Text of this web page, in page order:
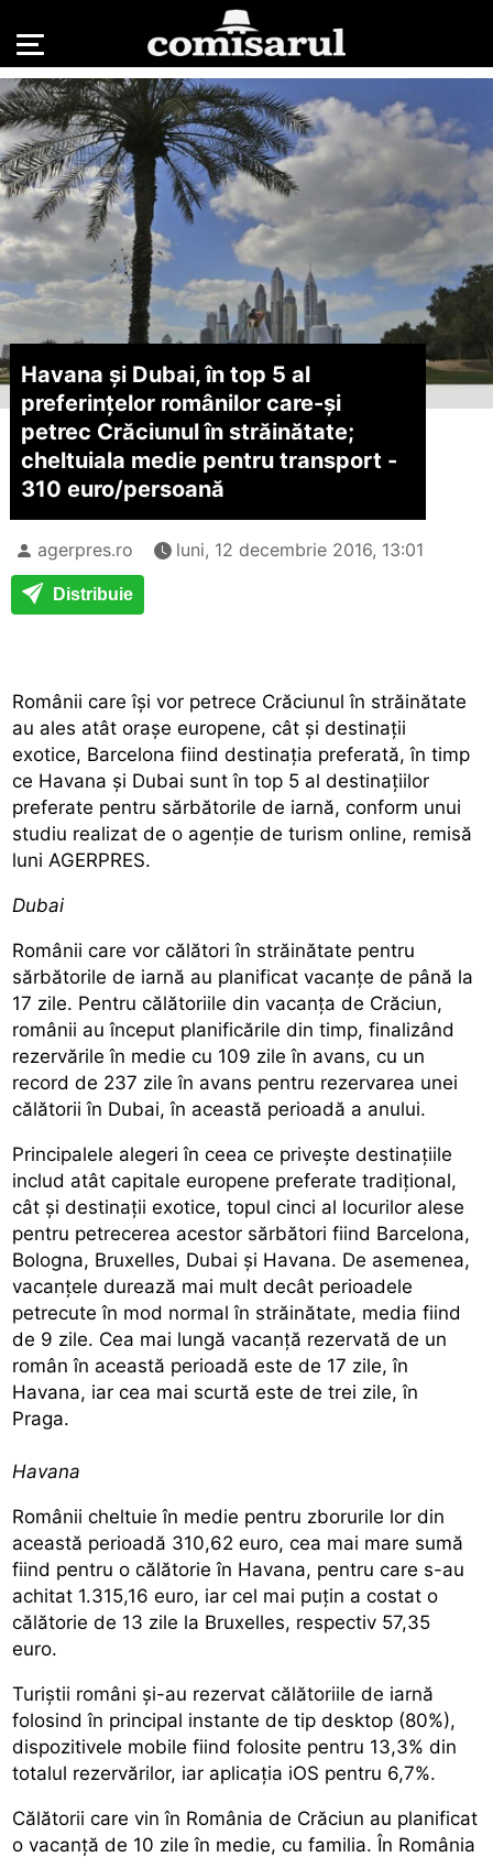
Havana și Dubai, în top 5 al
preferințelor românilor care-și
petrec Crăciunul în străinătate;
cheltuiala medie pentru transport -
310 euro/persoană
agerpres.ro luni, 12 decembrie 2016, 13:01
Distribuie
Românii care își vor petrece Crăciunul în străinătate
au ales atât orașe europene, cât și destinații
exotice, Barcelona fiind destinația preferată, în timp
ce Havana și Dubai sunt în top 5 al destinațiilor
preferate pentru sărbătorile de iarnă, conform unui
studiu realizat de o agenție de turism online, remisă
luni AGERPRES.
Dubai
Românii care vor călători în străinătate pentru
sărbătorile de iarnă au planificat vacanțe de până la
17 zile. Pentru călătoriile din vacanța de Crăciun,
românii au început planificările din timp, finalizând
rezervările în medie cu 109 zile în avans, cu un
record de 237 zile în avans pentru rezervarea unei
călătorii în Dubai, în această perioadă a anului.
Principalele alegeri în ceea ce privește destinațiile
includ atât capitale europene preferate tradițional,
cât și destinații exotice, topul cinci al locurilor alese
pentru petrecerea acestor sărbători fiind Barcelona,
Bologna, Bruxelles, Dubai și Havana. De asemenea,
vacanțele durează mai mult decât perioadele
petrecute în mod normal în străinătate, media fiind
de 9 zile. Cea mai lungă vacanță rezervată de un
român în această perioadă este de 17 zile, în
Havana, iar cea mai scurtă este de trei zile, în
Praga.
Havana
Românii cheltuie în medie pentru zborurile lor din
această perioadă 310,62 euro, cea mai mare sumă
fiind pentru o călătorie în Havana, pentru care s-au
achitat 1.315,16 euro, iar cel mai puțin a costat o
călătorie de 13 zile la Bruxelles, respectiv 57,35
euro.
Turiștii români și-au rezervat călătoriile de iarnă
folosind în principal instante de tip desktop (80%),
dispozitivele mobile fiind folosite pentru 13,3% din
totalul rezervărilor, iar aplicația iOS pentru 6,7%.
Călătorii care vin în România de Crăciun au planificat
o vacanță de 10 zile în medie, cu familia. În România